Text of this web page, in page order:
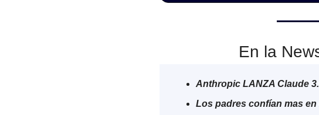
En la
Anthropic LANZA Claude
Los padres confían mas